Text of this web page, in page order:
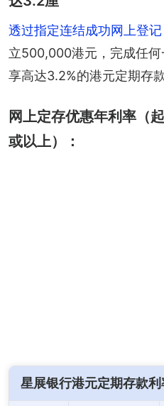
透过指定连结成功网上登记
立500,000港元，完成任
享高达3.2%的港元定期存款
网上定存优惠年利率（
或以上）：
星展银行港元定期存款